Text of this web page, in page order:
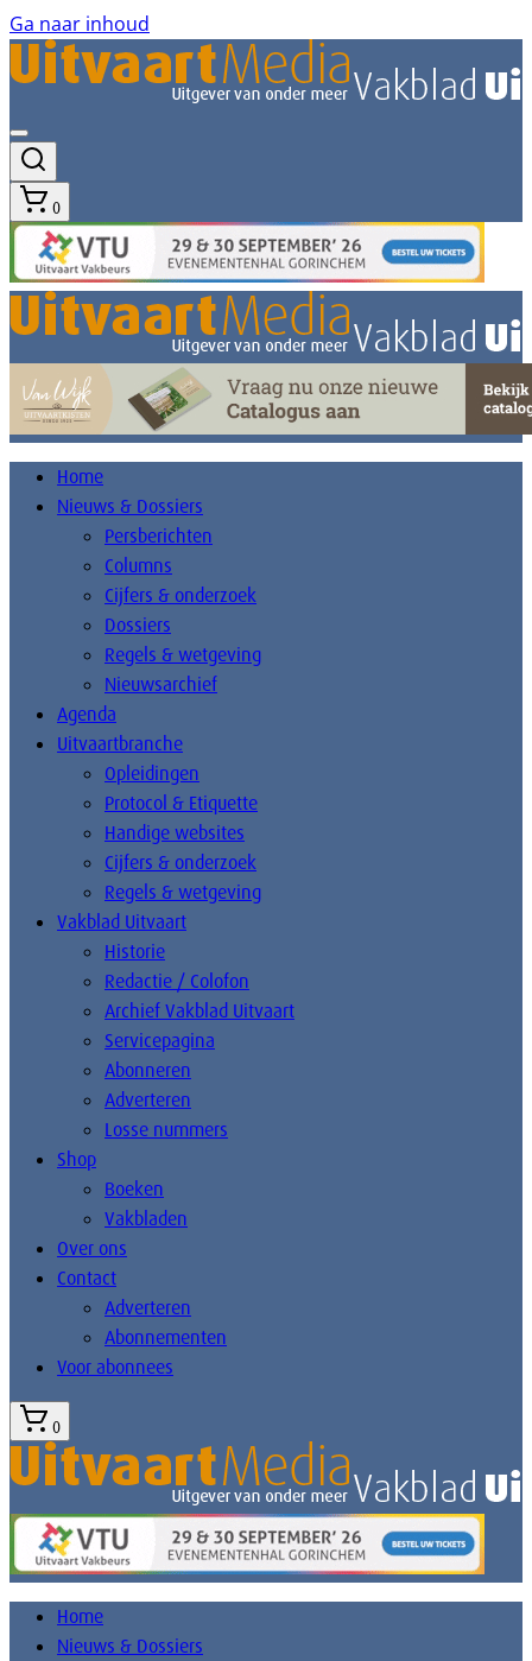
Ga naar inhoud
0
Home
Nieuws & Dossiers
Persberichten
Columns
Cijfers & onderzoek
Dossiers
Regels & wetgeving
Nieuwsarchief
Agenda
Uitvaartbranche
Opleidingen
Protocol & Etiquette
Handige websites
Cijfers & onderzoek
Regels & wetgeving
Vakblad Uitvaart
Historie
Redactie / Colofon
Archief Vakblad Uitvaart
Servicepagina
Abonneren
Adverteren
Losse nummers
Shop
Boeken
Vakbladen
Over ons
Contact
Adverteren
Abonnementen
Voor abonnees
0
Home
Nieuws & Dossiers